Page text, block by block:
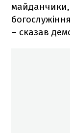
майданчики,
– сказав